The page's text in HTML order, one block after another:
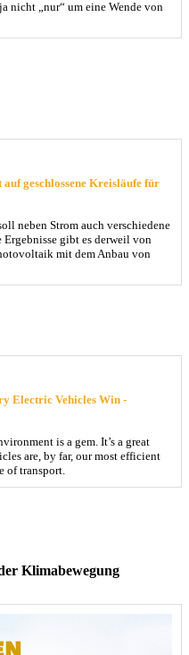
nicht „nur“ um eine Wende von
geschlossene Kreisläufe für
neben Strom auch verschiedene
gibt es derweil von
mit dem Anbau von
Electric Vehicles Win -
is a gem. It’s a great
are, by far, our most efficient
of transport.
Klimabewegung